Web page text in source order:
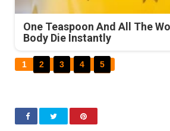
One Teaspoon And All The
Body Die Instantly
1 2 3 4 5